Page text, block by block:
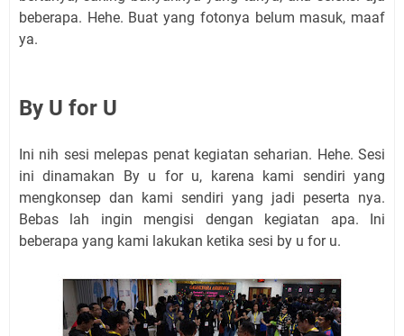
beberapa. Hehe. Buat yang fotonya belum masuk, maaf
ya.
By U for U
Ini nih sesi melepas penat kegiatan seharian. Hehe. Sesi
ini dinamakan By u for u, karena kami sendiri yang
mengkonsep dan kami sendiri yang jadi peserta nya.
Bebas lah ingin mengisi dengan kegiatan apa. Ini
beberapa yang kami lakukan ketika sesi by u for u.